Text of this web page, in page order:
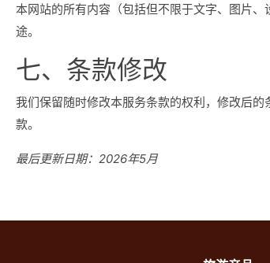
本网站的所有内容（包括但不限于文字、图片
途。
七、条款修改
我们保留随时修改本服务条款的权利，修改后
款。
最后更新日期：2026年5月